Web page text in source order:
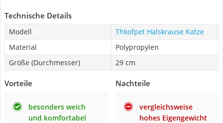
Technische Details
Modell
Thkofpet Halskrause Katze
Material
Polypropylen
Größe (Durchmesser)
29 cm
Vorteile
besonders weich
und komfortabel
Nachteile
vergleichsweise
hohes Eigengewicht